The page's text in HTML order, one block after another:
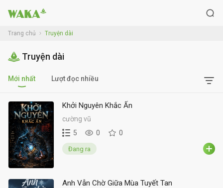
Trang chủ Truyện dài
Truyện dài
Mới nhất Lượt đọc nhiều
Khởi Nguyên Khắc Ấn
cường vũ
5
0 0
Đang ra
Anh Vẫn Chờ Giữa Mùa Tuyết Tan